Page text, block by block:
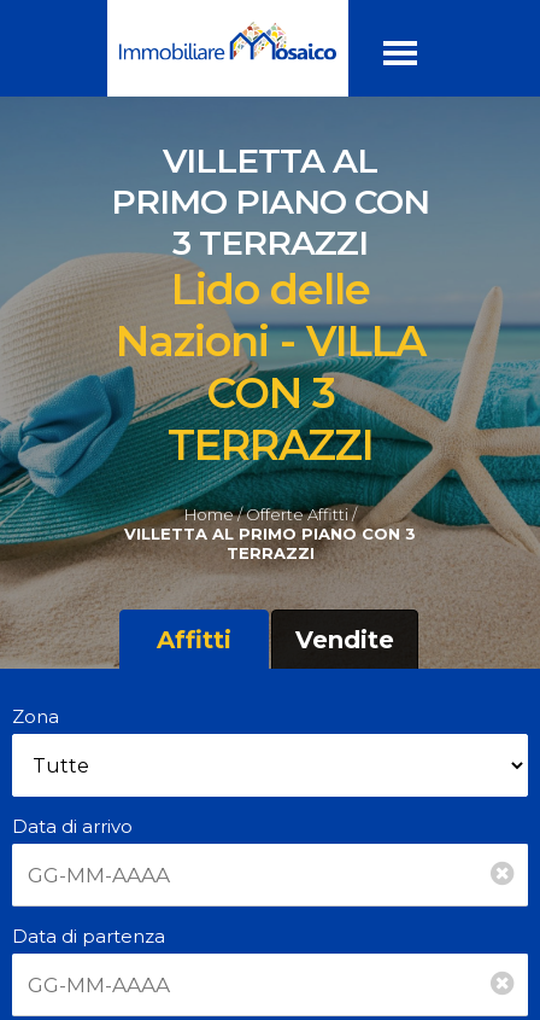
VILLETTA AL
PRIMO PIANO CON
3 TERRAZZI
Lido delle
Nazioni - VILLA
CON 3
TERRAZZI
Home /Offerte Affitti /
VILLETTA AL PRIMO PIANO CON 3
TERRAZZI
Affitti Vendite
Zona
Data di arrivo
Data di partenza